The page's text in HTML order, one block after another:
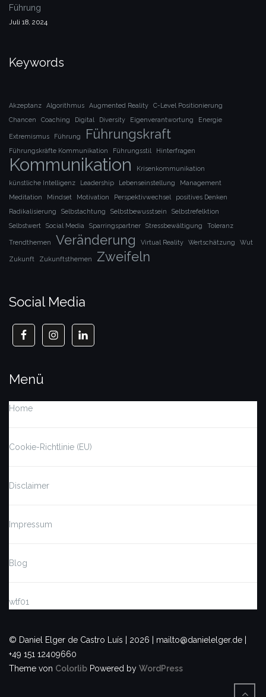
Führung
Juli 18, 2024
Keywords
Akzeptanz Algorithmus Augmented Reality
C-Level Positionierung
Chancen
Coaching Digital Diversity Eigenverantwortung Energie
Extremismus Führung Führungskraft
Führungskräfte Kommunikation Führungsstil Hinterfragen
Kommunikation
Krisenkommunikation
künstliche Intelligenz
Leadership Lebenseinstellung
Management
Meditation
Mindset Motivation Perspektivwechsel
positives Denken
Radikalisierung
Selbstachtung Selbstbewusstsein
Selbstrefelktion
Selbstwert
Social Media Sparringspartner Stressbewältigung Toleranz
Trendthemen Veränderung Virtual Reality Wertschätzung Wut
Zukunft Zukunftsthemen Zweifeln
Social Media
Menü
Home
Cookie-Richtlinie (EU)
Disclaimer
Impressum
Blog
wtf01
© Daniel Elger de Castro Luís | 2026 | mailto@danielelger.de |
+49 151 12409660
Theme von Colorlib Powered by WordPress